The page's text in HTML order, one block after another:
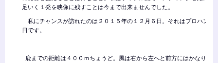
足いく１発を映像に残すことは今まで出来ませんでした。
私にチャンスが訪れたのは２０１５年の１２月６日。それはプロハンタ
日です。
鹿までの距離は４００ｍちょうど。風は右から左へと前方にはかなりの